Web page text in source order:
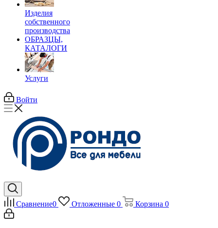
Изделия
собственного
производства
ОБРАЗЦЫ,
КАТАЛОГИ
Услуги
Войти
Сравнение0 Отложенные 0 Корзина 0